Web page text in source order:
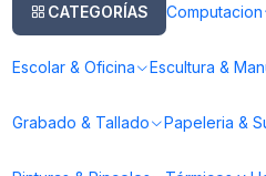
CATEGORÍAS Computacion
Escolar & Oficina Escultura &
Grabado & Tallado Papeleria &
FILTROS
Agotado
MP102121 Data Zone